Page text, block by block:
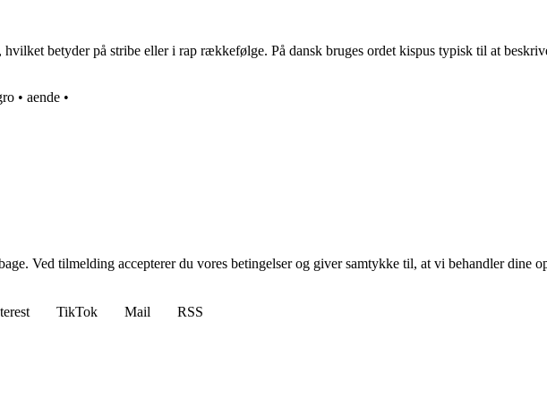
betyder på stribe eller i rap rækkefølge. På dansk bruges ordet kispus typisk til at
• aende •
Ved tilmelding accepterer du vores betingelser og giver samtykke til, at vi behandler dine
TikTok Mail
RSS